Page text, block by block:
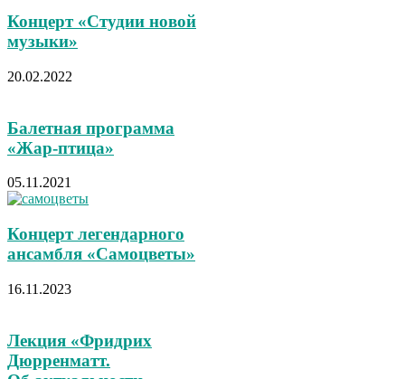
Концерт «Студии новой
музыки»
20.02.2022
Балетная программа
«Жар-птица»
05.11.2021
Концерт легендарного
ансамбля «Самоцветы»
16.11.2023
Лекция «Фридрих
Дюрренматт.